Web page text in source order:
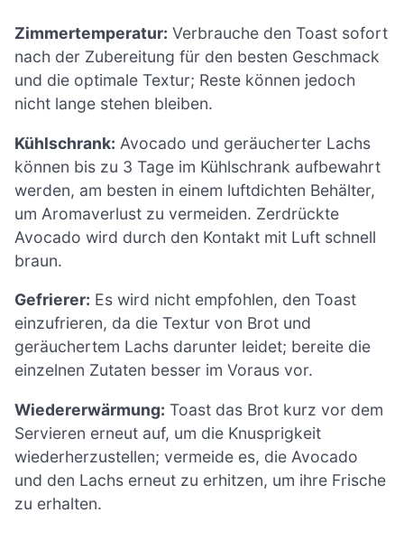
Zimmertemperatur: Verbrauche den Toast sofort
nach der Zubereitung für den besten Geschmack
und die optimale Textur; Reste können jedoch
nicht lange stehen bleiben.
Kühlschrank: Avocado und geräucherter Lachs
können bis zu 3 Tage im Kühlschrank aufbewahrt
werden, am besten in einem luftdichten Behälter,
um Aromaverlust zu vermeiden. Zerdrückte
Avocado wird durch den Kontakt mit Luft schnell
braun.
Gefrierer: Es wird nicht empfohlen, den Toast
einzufrieren, da die Textur von Brot und
geräuchertem Lachs darunter leidet; bereite die
einzelnen Zutaten besser im Voraus vor.
Wiedererwärmung: Toast das Brot kurz vor dem
Servieren erneut auf, um die Knusprigkeit
wiederherzustellen; vermeide es, die Avocado
und den Lachs erneut zu erhitzen, um ihre Frische
zu erhalten.